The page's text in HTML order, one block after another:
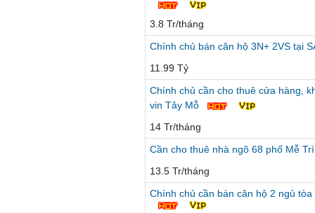
3.8 Tr/tháng
Chính chủ bán căn hộ 3N+ 2VS tại
11.99 Tỷ
Chính chủ cần cho thuê cửa hàng,
vin Tây Mỗ
14 Tr/tháng
Cần cho thuê nhà ngõ 68 phố Mễ
13.5 Tr/tháng
Chính chủ cần bán căn hộ 2 ngủ